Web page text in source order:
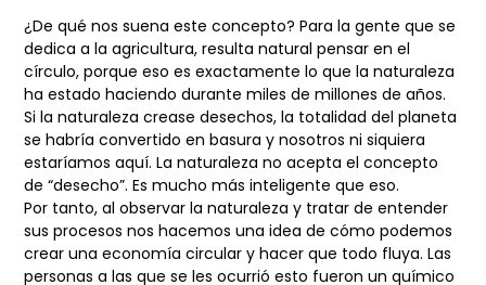
¿De qué nos suena este concepto? Para la gente que se
dedica a la agricultura, resultanatural pensar en el
círculo, porque eso es exactamente lo que la naturaleza
ha estadohaciendo durante miles de millones de años.
Si la naturaleza crease desechos, la totalidaddel planeta
se habría convertido en basura y nosotros ni siquiera
estaríamos aquí. Lanaturaleza no acepta el concepto
de “desecho”. Es mucho más inteligente que eso.
Por tanto, al observar la naturaleza y tratar de entender
sus procesos nos hacemos una ideade cómo podemos
crear una economía circular y hacer que todo fluya. Las
personas a lasque se les ocurrió esto fueron un químico